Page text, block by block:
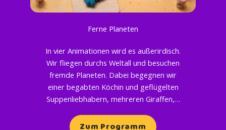
Ferne Planeten
In vier Animationen wird es außerirdisch.
Wir fliegen durchs Weltall und besuchen
fremde Planeten. Dabei begegnen wir
einer begabten Köchin und geflügelten
Suppenliebhabern, mehreren Giraffen,…
Zum Programm